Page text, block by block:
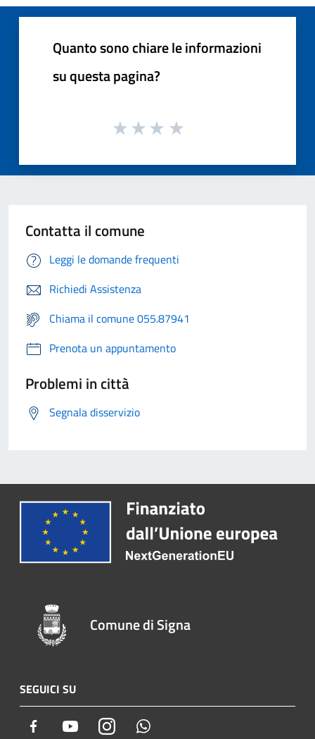
Quanto sono chiare le informazioni
su questa pagina?
Contatta il comune
Leggi le domande frequenti
Richiedi Assistenza
Chiama il comune 055.87941
Prenota un appuntamento
Problemi in città
Segnala disservizio
Comune di Signa
SEGUICI SU
Facebook YoutubeInstagram